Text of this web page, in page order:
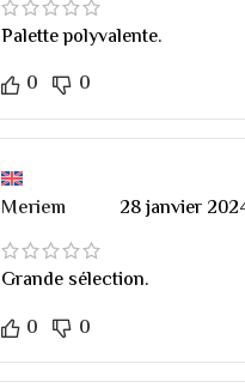
Palette polyvalente.
0
0
Meriem 28 janvier
Grande sélection.
0
0